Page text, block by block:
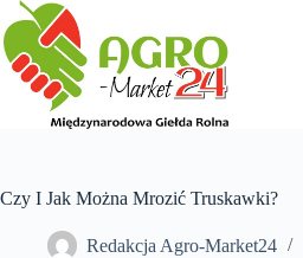
Przejdź
do
treści
Czy I Jak Można Mrozić Truskawki?
Redakcja Agro-Market24